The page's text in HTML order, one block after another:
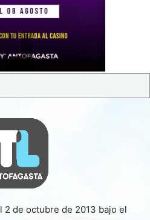
de octubre de 2013 bajo el